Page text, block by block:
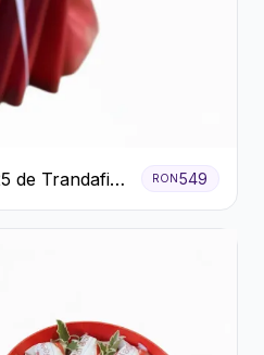
de Trandafiri
RON 549